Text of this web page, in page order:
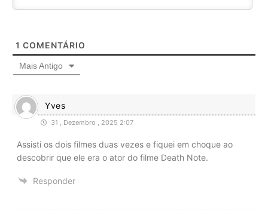
1 COMENTÁRIO
Mais Antigo
Yves
31 , Dezembro , 2025 2:07
Assisti os dois filmes duas vezes e fiquei em choque ao
descobrir que ele era o ator do filme Death Note.
Responder